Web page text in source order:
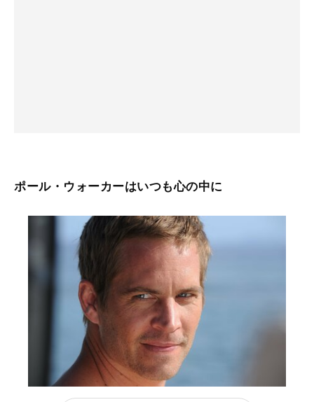
ポール・ウォーカーはいつも心の中に